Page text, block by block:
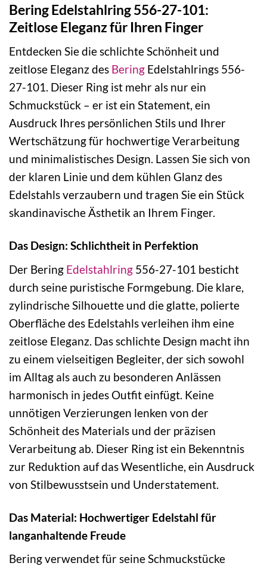
Bering Edelstahlring 556-27-101:
Zeitlose Eleganz für Ihren Finger
Entdecken Sie die schlichte Schönheit und
zeitlose Eleganz des Bering Edelstahlrings 556-
27-101. Dieser Ring ist mehr als nur ein
Schmuckstück – er ist ein Statement, ein
Ausdruck Ihres persönlichen Stils und Ihrer
Wertschätzung für hochwertige Verarbeitung
und minimalistisches Design. Lassen Sie sich von
der klaren Linie und dem kühlen Glanz des
Edelstahls verzaubern und tragen Sie ein Stück
skandinavische Ästhetik an Ihrem Finger.
Das Design: Schlichtheit in Perfektion
Der Bering Edelstahlring 556-27-101 besticht
durch seine puristische Formgebung. Die klare,
zylindrische Silhouette und die glatte, polierte
Oberfläche des Edelstahls verleihen ihm eine
zeitlose Eleganz. Das schlichte Design macht ihn
zu einem vielseitigen Begleiter, der sich sowohl
im Alltag als auch zu besonderen Anlässen
harmonisch in jedes Outfit einfügt. Keine
unnötigen Verzierungen lenken von der
Schönheit des Materials und der präzisen
Verarbeitung ab. Dieser Ring ist ein Bekenntnis
zur Reduktion auf das Wesentliche, ein Ausdruck
von Stilbewusstsein und Understatement.
Das Material: Hochwertiger Edelstahl für
langanhaltende Freude
Bering verwendet für seine Schmuckstücke